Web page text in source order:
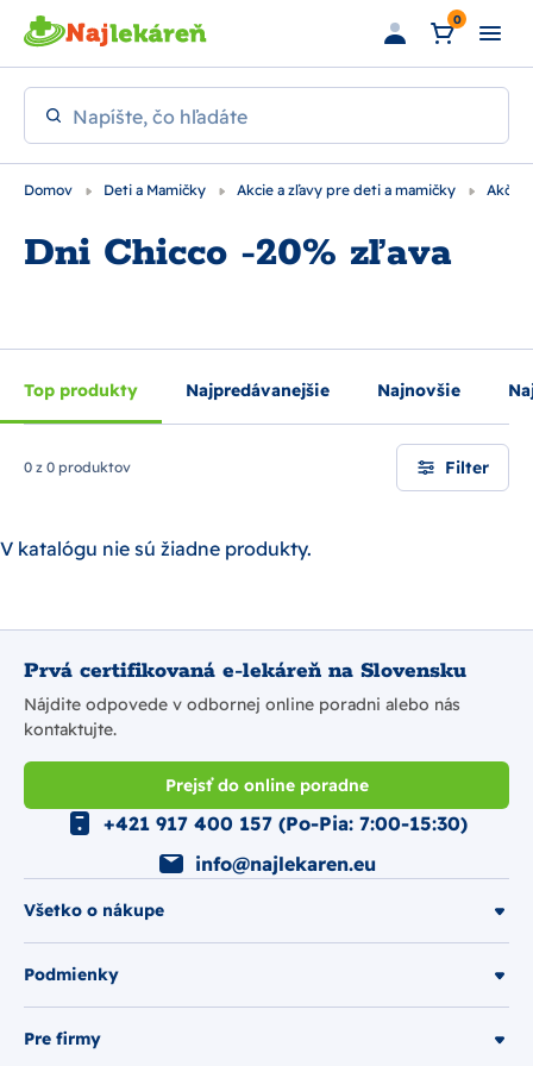
Preskočiť na hlavný obsah 0
Napíšte, čo hľadáte
Domov Deti a Mamičky Akcie a zľavy pre deti a mamičky Akčné
Dni Chicco -20% zľava
Top produkty Najpredávanejšie Najnovšie
0 z 0 produktov Filter
V katalógu nie sú žiadne produkty.
Prvá certifikovaná e-lekáreň na Slovensku
Nájdite odpovede v odbornej online poradni alebo nás
kontaktujte.
Prejsť do online poradne
Všetko o nákupe
Podmienky
Pre firmy
+421 917 400 157 (Po-Pia: 7:00-15:30)
info@najlekaren.eu